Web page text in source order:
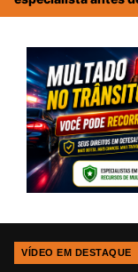
VÍDEO EM DESTAQUE